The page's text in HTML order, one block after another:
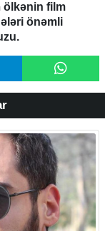
ölkənin film
önəmli